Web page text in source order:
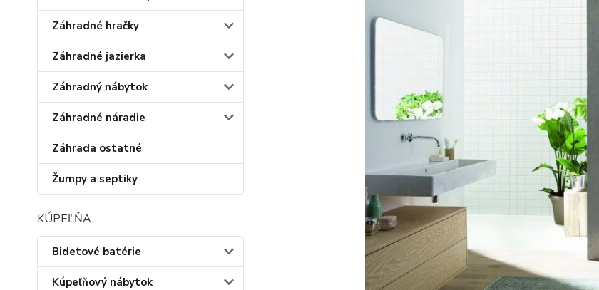
Záhradné hračky
Záhradné jazierka
Záhradný nábytok
Záhradné náradie
Záhrada ostatné
Žumpy a septiky
KÚPEĽŇA
Bidetové batérie
Kúpeľňový nábytok